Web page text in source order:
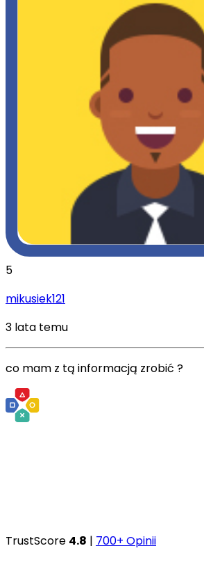
5
mikusiek121
3 lata temu
co mam z tą informacją zrobić ?
TrustScore 4.8 | 700+ Opinii